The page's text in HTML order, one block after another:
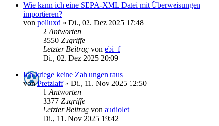
Wie kann ich eine SEPA-XML Datei mit Überweisungen
importieren?
von polluxd » Di., 02. Dez 2025 17:48
2 Antworten
3550 Zugriffe
Letzter Beitrag von ebi_f
Di., 02. Dez 2025 20:09
Ich kriege keine Zahlungen raus
vonPretzlaff» Di., 11. Nov 2025 12:50
1 Antworten
3377 Zugriffe
Letzter Beitrag von audiolet
Di., 11. Nov 2025 19:42